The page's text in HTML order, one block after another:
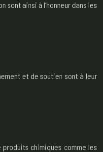
ainsi à l’honneur dans les
et de soutien sont à leur
chimiques comme les